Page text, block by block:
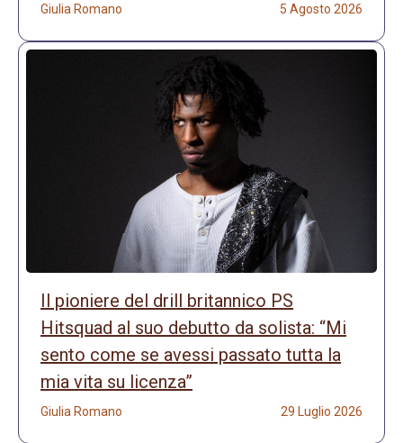
Giulia Romano 5 Agosto 2026
Il pioniere del drill britannico PS
Hitsquad al suo debutto da solista: “Mi
sento come se avessi passato tutta la
mia vita su licenza”
Giulia Romano 29 Luglio 2026